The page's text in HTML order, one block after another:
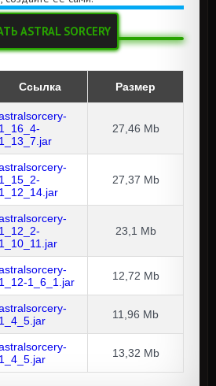
ASTRAL SORCERY
Ссылка Размер
1_16_4-
1_13_7.jar
27,46 Mb
1_15_2-
1_12_14.jar
27,37 Mb
1_12_2-
1_10_11.jar
23,1 Mb
1_12-1_6_1.jar
12,72 Mb
1_4_5.jar
11,96 Mb
1_4_5.jar
13,32 Mb